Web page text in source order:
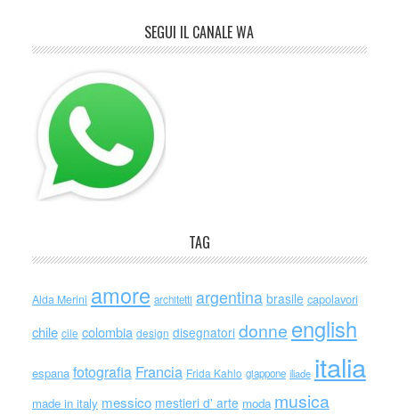
SEGUI IL CANALE WA
TAG
Alda Merini amore architetti argentina brasile capolavori
chile cile colombia design disegnatori donne english
espana fotografia Francia Frida Kahlo giappone iliade italia
made in italy messico mestieri d' arte moda musica